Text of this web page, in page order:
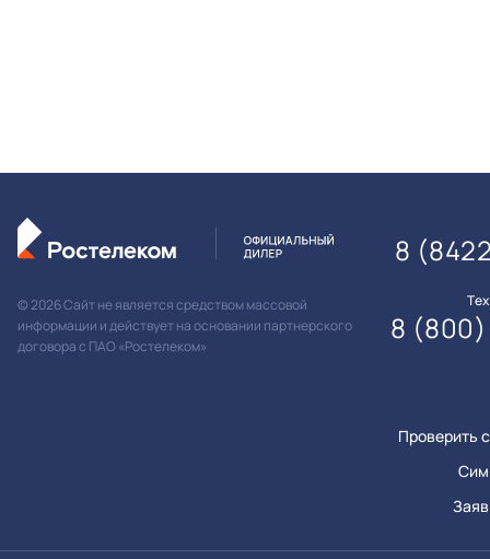
© 2026 Сайт не является средством массовой
информации и действует на основании партнерского
договора с ПАО «Ростелеком»
Проверить
8
8